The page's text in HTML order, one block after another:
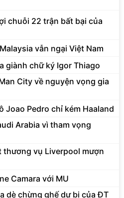
chuỗi 22 trận bất bại của
vẫn ngại Việt Nam
giành chữ ký Igor Thiago
City về nguyện vọng gia
Joao Pedro chỉ kém Haaland
Arabia vì tham vọng
thương vụ Liverpool mượn
Camara với MU
dè chừng ghế dự bị của ĐT